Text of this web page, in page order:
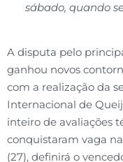
sábado, quando
A disputa pelo
ganhou novos
com a realização da
Internacional de
inteiro de avaliações
conquistaram vaga
(27), definirá o